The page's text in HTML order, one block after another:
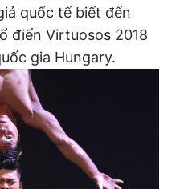
quốc tế biết đến
điển Virtuosos 2018
gia Hungary.